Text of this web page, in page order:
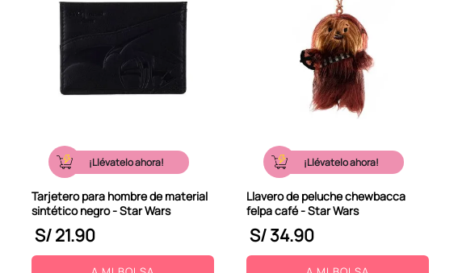
¡Llévatelo ahora!
Tarjetero para hombre de material
sintético negro - Star Wars
S/21.90
¡Llévatelo ahora!
Llavero de peluche chewbacca
felpa café - Star Wars
S/34.90